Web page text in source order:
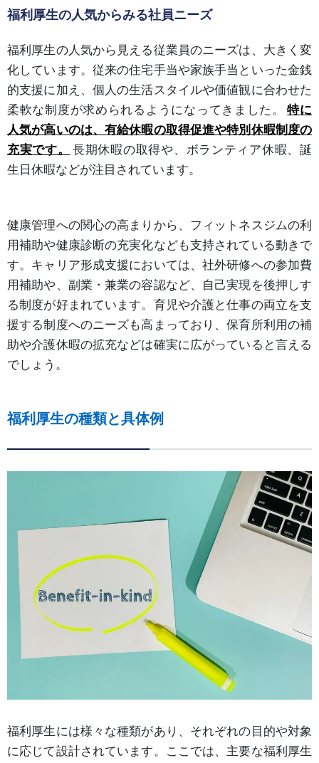
福利厚生の人気からみる社員ニーズ
福利厚生の人気から見える従業員のニーズは、大きく変
化しています。従来の住宅手当や家族手当といった金銭
的支援に加え、個人の生活スタイルや価値観に合わせた
柔軟な制度が求められるようになってきました。
特に
人気が高いのは、有給休暇の取得促進や特別休暇制度の
充実です。
長期休暇の取得や、ボランティア休暇、誕
生日休暇などが注目されています。
健康管理への関心の高まりから、フィットネスジムの利
用補助や健康診断の充実化なども支持されている動きで
す。キャリア形成支援においては、社外研修への参加費
用補助や、副業・兼業の容認など、自己実現を後押しす
る制度が好まれています。育児や介護と仕事の両立を支
援する制度へのニーズも高まっており、保育所利用の補
助や介護休暇の拡充などは確実に広がっていると言える
でしょう。
福利厚生の種類と具体例
福利厚生には様々な種類があり、それぞれの目的や対象
に応じて設計されています。ここでは、主要な福利厚生